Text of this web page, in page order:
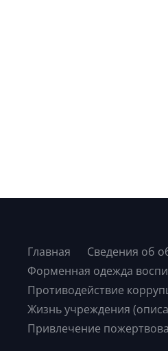
Главная Сведения об
Форменная одежда
Противодействие
Жизнь учреждения
Привлечение